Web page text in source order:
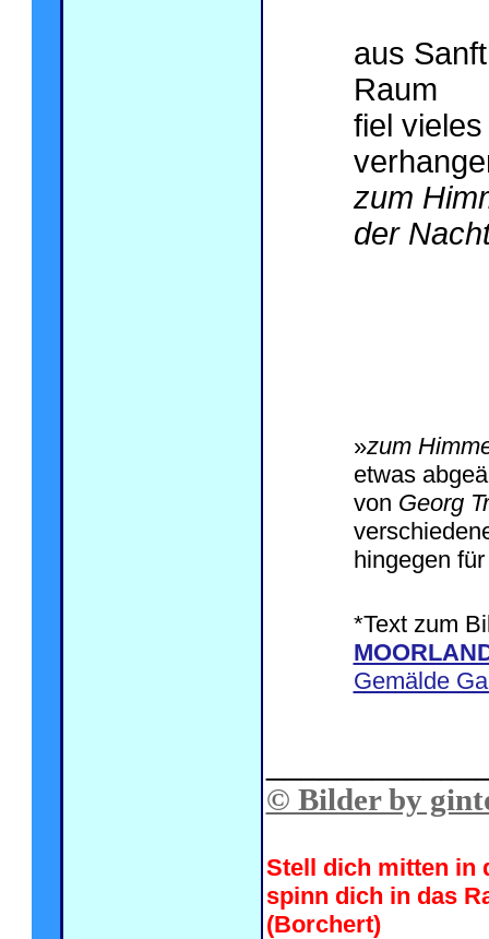
aus
Raum
fiel
zum
der
»zum
etwas
von Georg
hingegen
*Text zum
Gemälde
© Bilder by
Stell dich mitten in
spinn dich in das
(Borchert)